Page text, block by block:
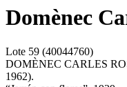
Domènec
Lote 59 (40044760)
DOMÈNEC CARLES
1962).